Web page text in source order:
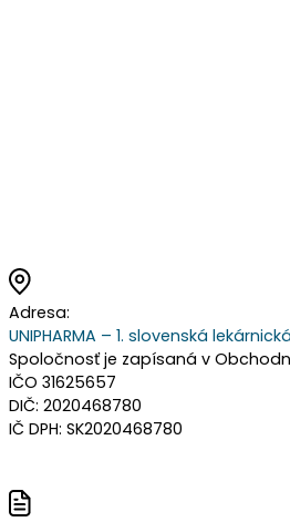
Adresa:
UNIPHARMA – 1. slovenská
Spoločnosť je zapísaná v
IČO 31625657
DIČ: 2020468780
IČ DPH: SK2020468780